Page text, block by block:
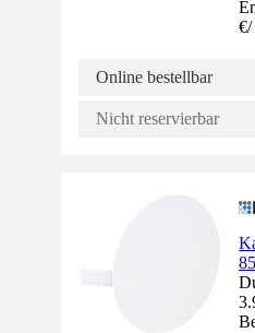
€/
Online bestellbar
Nicht reservierbar